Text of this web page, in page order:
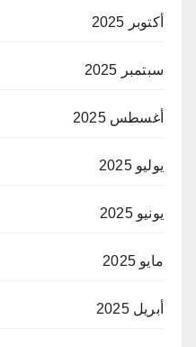
أكتوبر 2025
سبتمبر 2025
أغسطس 2025
يوليو 2025
يونيو 2025
مايو 2025
أبريل 2025